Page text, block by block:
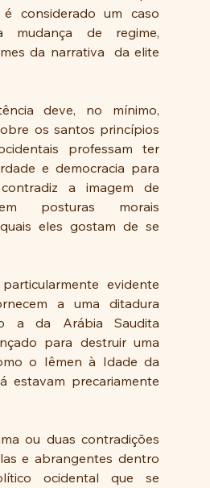
considerado um caso
mudança de regime,
da narrativa  da elite
os santos princípios
professam ter
e democracia para
a imagem de
posturas morais
eles gostam de se
a uma ditadura
a da Arábia Saudita
para destruir uma
o Iêmen à Idade da
estavam precariamente
e abrangentes dentro
ocidental que se